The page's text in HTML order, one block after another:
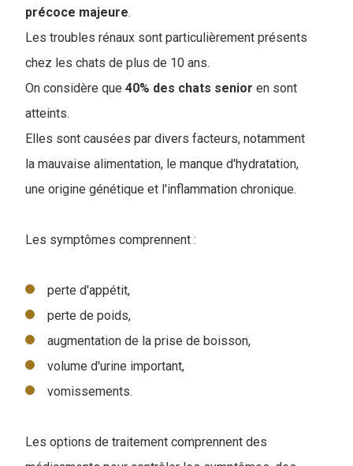
précoce majeure.
Les troubles rénaux sont particulièrement présents
chez les chats de plus de 10 ans.
On considère que 40% des chats senior en sont
atteints.
Elles sont causées par divers facteurs, notamment
la mauvaise alimentation, le manque d'hydratation,
une origine génétique et l'inflammation chronique.
Les symptômes comprennent :
perte d'appétit,
perte de poids,
augmentation de la prise de boisson,
volume d'urine important,
vomissements.
Les options de traitement comprennent des